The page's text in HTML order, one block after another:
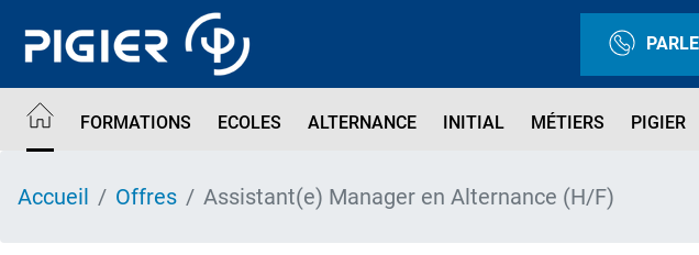
contenu
FORMATIONS ECOLES ALTERNANCE INITIAL MÉTIERS PIGIER
Accueil Offres Assistant(e) Manager en Alternance (H/F)